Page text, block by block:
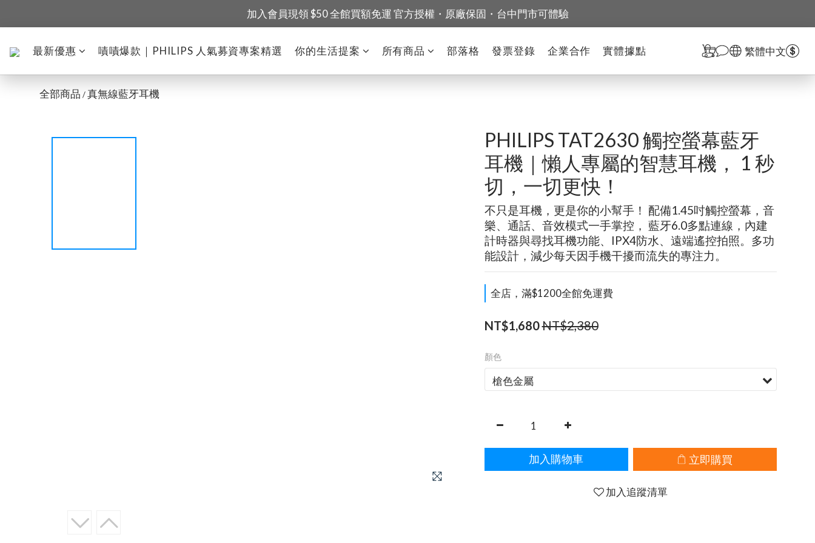
加入會員現領 $50 全館買額免運 官方授權・原廠保固・台中門市可體驗
最新優惠 嘖嘖爆款｜PHILIPS 人氣募資專案精選 你的生活提案 所有商品 部落格 發票登錄 企業合作 實體據點 繁體中文
全部商品 /真無線藍牙耳機
PHILIPS TAT2630 觸控螢幕藍牙
耳機｜懶人專屬的智慧耳機， 1 秒
切，一切更快！
不只是耳機，更是你的小幫手！ 配備1.45吋觸控螢幕，音
樂、通話、音效模式一手掌控， 藍牙6.0多點連線，內建
計時器與尋找耳機功能、IPX4防水、遠端遙控拍照。多功
能設計，減少每天因手機干擾而流失的專注力。
全店，滿$1200全館免運費
NT$1,680NT$2,380
顏色
加入購物車 立即購買
加入追蹤清單